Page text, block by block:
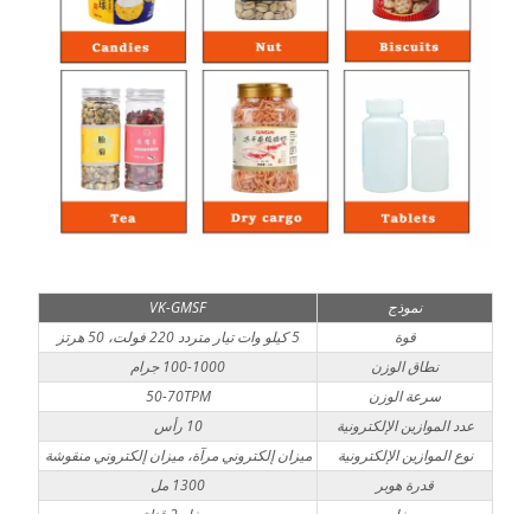
نموذج
VK-GMSF
قوة
5 كيلو وات تيار متردد 220 فولت، 50 هرتز
نطاق الوزن
100-1000 جرام
سرعة الوزن
50-70TPM
عدد الموازين الإلكترونية
10 رأس
نوع الموازين الإلكترونية
ميزان إلكتروني مرآة، ميزان إلكتروني منقوشة
قدرة هوبر
1300 مل